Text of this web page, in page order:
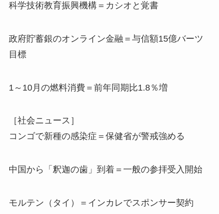
科学技術教育振興機構＝カシオと覚書
政府貯蓄銀のオンライン金融＝与信額15億バーツ
目標
1～10月の燃料消費＝前年同期比1.8％増
［社会ニュース］
コンゴで新種の感染症＝保健省が警戒強める
中国から「釈迦の歯」到着＝一般の参拝受入開始
モルテン（タイ）＝インカレでスポンサー契約